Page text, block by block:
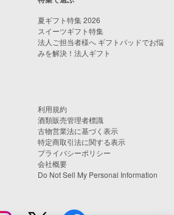
夏ギフト特集 2026
スイーツギフト特集
法人ご担当者様へ ギフトパッドでお悩
みを解決！法人ギフト
利用規約
酒類販売管理者標識
古物営業法に基づく表示
特定商取引法に関する表示
プライバシーポリシー
会社概要
Do Not Sell My Personal Information